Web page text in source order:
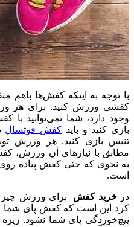
با توجه به اینکه کفش‌ها باهم
کفشی ورزش کنید. برای
وجود دارد، شما نمی‌توانید با
بازی کنید و باید کفش فوتسال
تنیس بازی کنید. هر ورزش
مطابق با نیازهای آن
به نحوی که حتی کفش پیاده
است.
درخرید کفش برای ورزش
کرد این است که کفش پای شما
پیچ‌خوردگی پای شما نشود.